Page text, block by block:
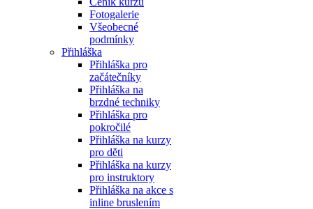
Fotogalerie
Všeobecné
podmínky
Přihláška
Přihláška pro
začátečníky
Přihláška na
brzdné techniky
Přihláška pro
pokročilé
Přihláška na kurzy
pro děti
Přihláška na kurzy
pro instruktory
Přihláška na akce s
inline bruslením